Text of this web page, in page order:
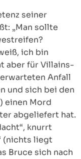
seiner
„Man sollte
ich bin
aber für Villains-
Anfall
und sich bei den
einen Mord
abgeliefert hat.
knurrt
(nichts liegt
Bruce sich nach